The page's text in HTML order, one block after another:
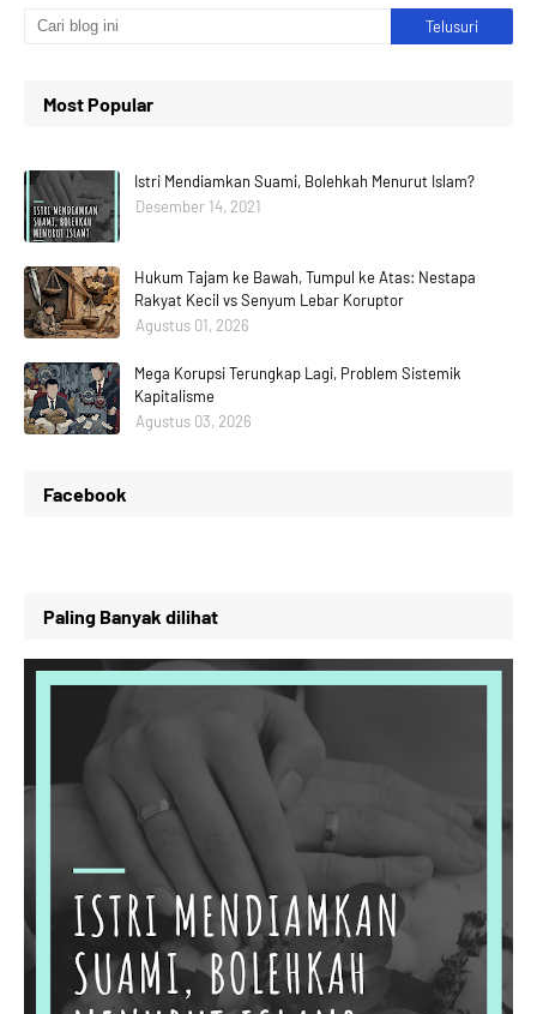
Most Popular
Istri Mendiamkan Suami, Bolehkah Menurut Islam?
Desember 14, 2021
Hukum Tajam ke Bawah, Tumpul ke Atas: Nestapa
Rakyat Kecil vs Senyum Lebar Koruptor
Agustus 01, 2026
Mega Korupsi Terungkap Lagi, Problem Sistemik
Kapitalisme
Agustus 03, 2026
Facebook
Paling Banyak dilihat